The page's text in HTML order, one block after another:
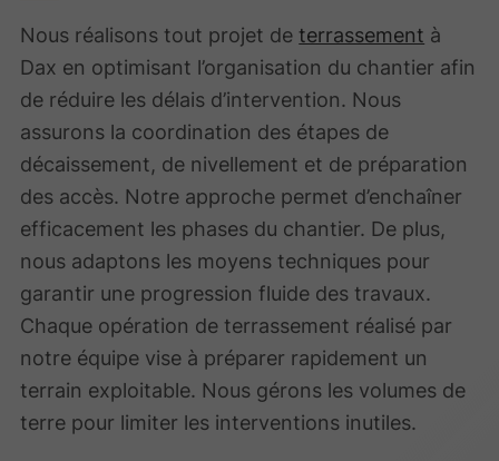
Nous réalisons tout projet deterrassement à
Dax en optimisant l’organisation du chantier afin
de réduire les délais d’intervention. Nous
assurons la coordination des étapes de
décaissement, de nivellement et de préparation
des accès. Notre approche permet d’enchaîner
efficacement les phases du chantier. De plus,
nous adaptons les moyens techniques pour
garantir une progression fluide des travaux.
Chaque opération de terrassement réalisé par
notre équipe vise à préparer rapidement un
terrain exploitable. Nous gérons les volumes de
terre pour limiter les interventions inutiles.